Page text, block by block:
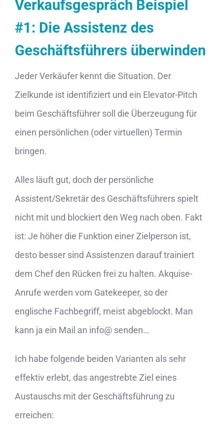
Verkaufsgespräch Beispiel
#1: Die Assistenz des
Geschäftsführers überwinden
Jeder Verkäufer kennt die Situation. Der
Zielkunde ist identifiziert und ein Elevator-Pitch
beim Geschäftsführer soll die Überzeugung für
einen persönlichen (oder virtuellen) Termin
bringen.
Alles läuft gut, doch der persönliche
Assistent/Sekretär des Geschäftsführers spielt
nicht mit und blockiert den Weg nach oben. Fakt
ist: Je höher die Funktion einer Zielperson ist,
desto besser sind Assistenzen darauf trainiert
dem Chef den Rücken frei zu halten. Akquise-
Anrufe werden vom Gatekeeper, so der
englische Fachbegriff, meist abgeblockt. Man
kann ja ein Mail an info@ senden…
Ich habe folgende beiden Varianten als sehr
effektiv erlebt, das angestrebte Ziel eines
Austauschs mit der Geschäftsführung zu
erreichen: